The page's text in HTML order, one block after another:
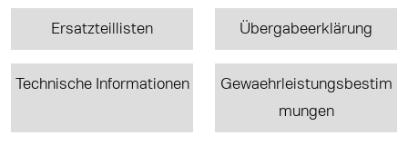
Ersatzteillisten Übergabeerklärung
Technische Informationen
Gewaehrleistungsbestim
mungen